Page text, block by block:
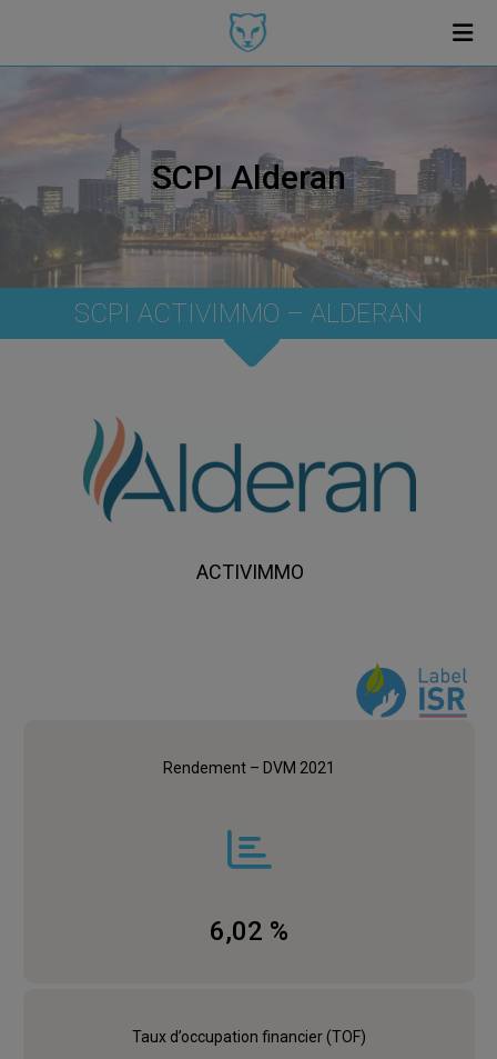
SCPI Alderan
SCPI ACTIVIMMO – ALDERAN
ACTIVIMMO
Rendement – DVM 2021
6,02 %
Taux d’occupation financier (TOF)